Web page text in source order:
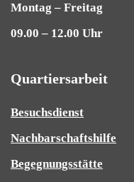
Montag – Freitag
09.00 – 12.00 Uhr
Quartiersarbeit
Besuchsdienst
Nachbarschaftshilfe
Begegnungsstätte